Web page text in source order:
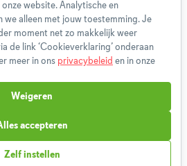
Disclaimer
Privacybeleid
Betaalmethoden
website. Analytische en
we alleen met jouw toestemming. Je
moment net zo makkelijk weer
de link ‘Cookieverklaring’ onderaan
meer in ons privacybeleid en in onze
Zelf instellen
Weigeren
accepteren